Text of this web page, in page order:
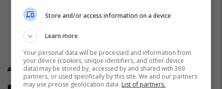
Trend Telegrafi
Store and/or access information on a device
Learn more
Your personal data will be processed and information from
your device (cookies, unique identifiers, and other device
data) may be stored by, accessed by and shared with 369
partners, or used specifically by this site. We and our partners
may use precise geolocation data. List of partners.